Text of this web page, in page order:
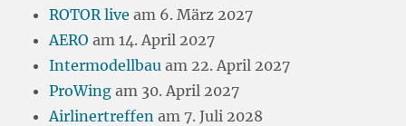
ROTOR live am 6. März 2027
AERO am 14. April 2027
Intermodellbau am 22. April 2027
ProWing am 30. April 2027
Airlinertreffen am 7. Juli 2028